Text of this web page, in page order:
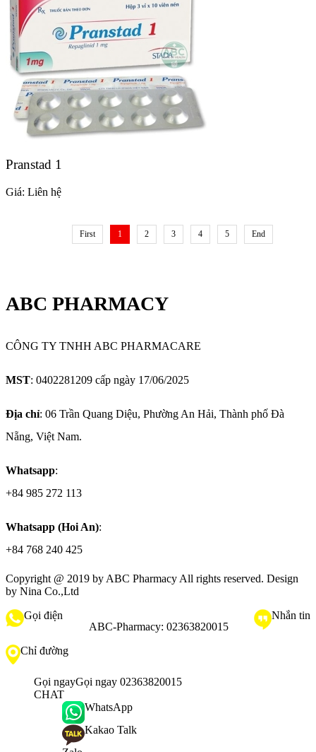
Pranstad 1
Giá: Liên hệ
First 1 2 3 4 5 End
ABC PHARMACY
CÔNG TY TNHH ABC PHARMACARE
MST: 0402281209 cấp ngày 17/06/2025
Địa chỉ: 06 Trần Quang Diệu, Phường An Hải, Thành phố Đà
Nẵng, Việt Nam.
Whatsapp:
+84 985 272 113
Whatsapp (Hoi An):
+84 768 240 425
Copyright @ 2019 by ABC Pharmacy All rights reserved. Design
by Nina Co.,Ltd
Gọi điện
ABC-Pharmacy: 02363820015
Nhắn tin
Chỉ đường
Gọi ngayGọi ngay 02363820015
CHAT
WhatsApp
Kakao Talk